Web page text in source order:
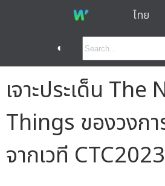
ไทย
◐
เจาะประเด็น The
Things ของวงก
จากเวที